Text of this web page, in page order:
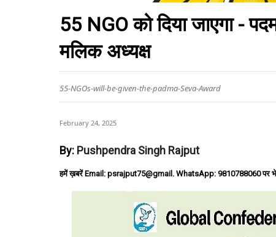
55 NGO को दिया जाएगा -
मलिक अध्यक्ष
55-NGOs-will-be-given-the-padma-Seva-Award
February 24, 2025
By: Pushpendra Singh Rajput
हमें ख़बरें Email: psrajput75@gmail. WhatsApp: 9810788060 पर